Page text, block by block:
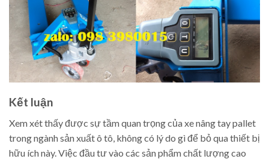
Kết luận
Xem xét thấy được sự tầm quan trọng của xe nâng tay pallet
trong ngành sản xuất ô tô, không có lý do gì để bỏ qua thiết bị
hữu ích này. Việc đầu tư vào các sản phẩm chất lượng cao